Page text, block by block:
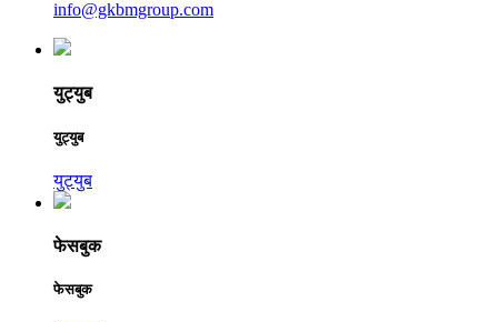
info@gkbmgroup.com
युट्युब
युट्युब
युट्युब
फेसबुक
फेसबुक